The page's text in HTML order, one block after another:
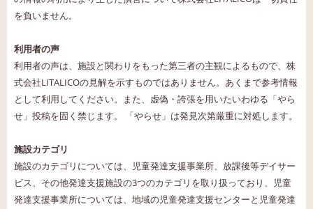
を負いません。
利用者の声
利用者の声は、施設と関わりをもった第三者の主観によるもので、株
式会社LITALICOの見解を示すものではありません。あくまで参考情報
として利用してください。また、虚偽・誇張を用いたいわゆる「やら
せ」投稿を固く禁じます。 「やらせ」は発見次第厳重に対処します。
施設カテゴリ
施設のカテゴリについては、児童発達支援事業所、放課後等デイサー
ビス、その他発達支援施設の3つのカテゴリを取り扱っており、児童
発達支援事業所については、地域の児童発達支援センターと児童発達